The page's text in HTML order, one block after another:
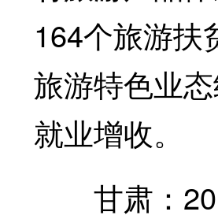
164个旅游扶
旅游特色业
就业增收。
甘肃：